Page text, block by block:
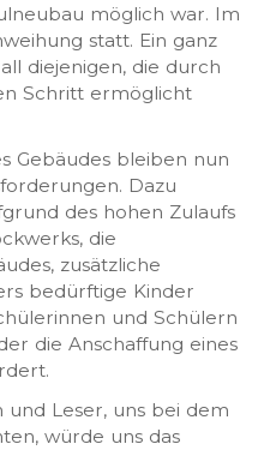
möglich war. Im
statt. Ein ganz
diejenigen, die durch
Schritt ermöglicht
Gebäudes bleiben nun
Dazu
des hohen Zulaufs
die
zusätzliche
bedürftige Kinder
und Schülern
die Anschaffung eines
und Leser, uns bei dem
würde uns das